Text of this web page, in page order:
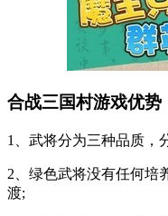
合战三国村游戏优势
1、武将分为三种品质，
2、绿色武将没有任何培
渡;